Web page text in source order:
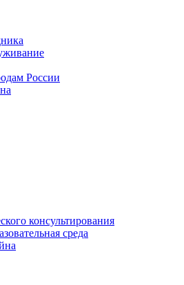
России
консультирования
среда